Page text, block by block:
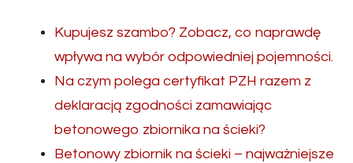
Kupujesz szambo? Zobacz, co naprawdę
wpływa na wybór odpowiedniej pojemności.
Na czym polega certyfikat PZH razem z
deklaracją zgodności zamawiając
betonowego zbiornika na ścieki?
Betonowy zbiornik na ścieki – najważniejsze